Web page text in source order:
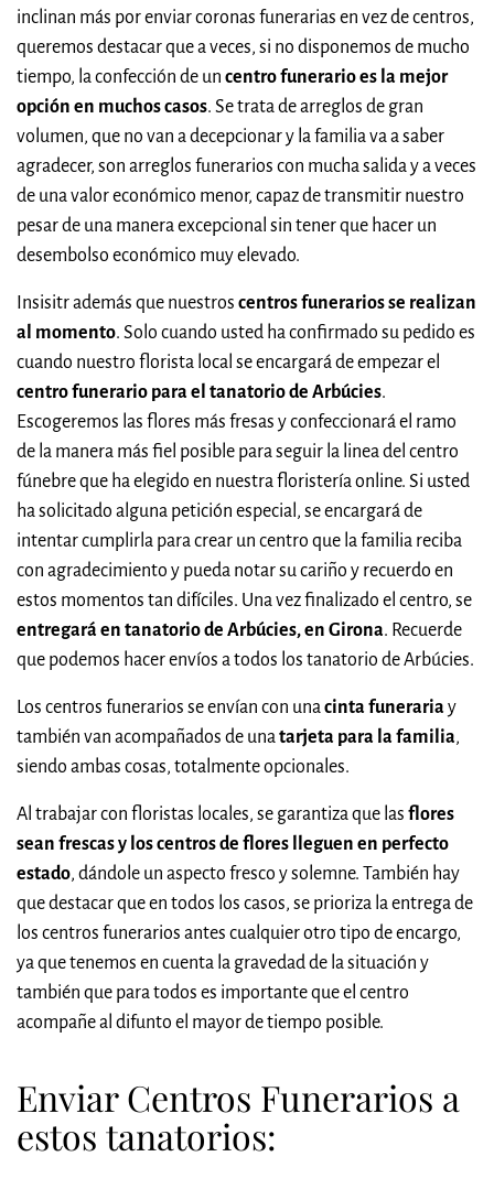
inclinan más por enviar coronas funerarias en vez de centros,
queremos destacar que a veces, si no disponemos de mucho
tiempo, la confección de un centro funerario es la mejor
opción en muchos casos. Se trata de arreglos de gran
volumen, que no van a decepcionar y la familia va a saber
agradecer, son arreglos funerarios con mucha salida y a veces
de una valor económico menor, capaz de transmitir nuestro
pesar de una manera excepcional sin tener que hacer un
desembolso económico muy elevado.
Insisitr además que nuestros centros funerarios se realizan
al momento. Solo cuando usted ha confirmado su pedido es
cuando nuestro florista local se encargará de empezar el
centro funerario para el tanatorio de Arbúcies.
Escogeremos las flores más fresas y confeccionará el ramo
de la manera más fiel posible para seguir la linea del centro
fúnebre que ha elegido en nuestra floristería online. Si usted
ha solicitado alguna petición especial, se encargará de
intentar cumplirla para crear un centro que la familia reciba
con agradecimiento y pueda notar su cariño y recuerdo en
estos momentos tan difíciles. Una vez finalizado el centro, se
entregará en tanatorio de Arbúcies, en Girona. Recuerde
que podemos hacer envíos a todos los tanatorio de Arbúcies.
Los centros funerarios se envían con unacinta funerariay
también van acompañados de unatarjeta para la familia,
siendo ambas cosas, totalmente opcionales.
Al trabajar con floristas locales, se garantiza que las flores
sean frescas y los centros de flores lleguen en perfecto
estado, dándole un aspecto fresco y solemne. También hay
que destacar que en todos los casos, se prioriza la entrega de
los centros funerarios antes cualquier otro tipo de encargo,
ya que tenemos en cuenta la gravedad de la situación y
también que para todos es importante que el centro
acompañe al difunto el mayor de tiempo posible.
Enviar Centros Funerarios a
estos tanatorios: